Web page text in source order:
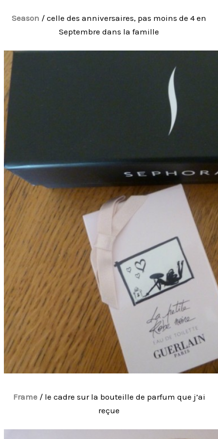
Season / celle des anniversaires, pas moins de 4 en
Septembre dans la famille
Frame / le cadre sur la bouteille de parfum que j’ai
reçue